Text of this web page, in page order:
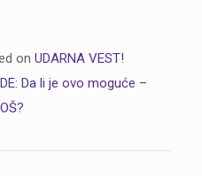
on UDARNA VEST!
Da li je ovo moguće –